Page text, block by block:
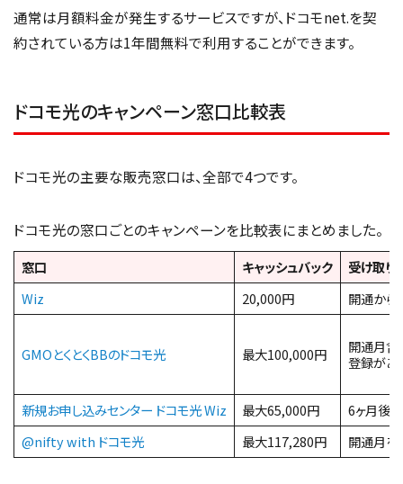
通常は月額料金が発生するサービスですが、ドコモnet.を契
約されている方は1年間無料で利用することができます。
ドコモ光のキャンペーン窓口比較表
ドコモ光の主要な販売窓口は、全部で4つです。
ドコモ光の窓口ごとのキャンペーンを比較表にまとめました。
窓口 キャッシュバック
受け取り
Wiz
20,000円 開通から
GMOとくとくBBのドコモ光 最大100,000円
開通月含
登録があ
新規お申し込みセンター ドコモ光 Wiz 最大65,000円
6ヶ月後
@nifty with ドコモ光
最大117,280円 開通月を